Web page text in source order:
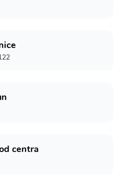
centra